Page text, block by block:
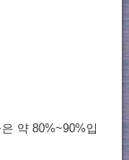
약 80%~90%입